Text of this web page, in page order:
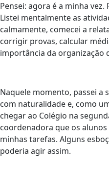
Pensei: agora é a minha
Listei mentalmente as
calmamente, comecei a
corrigir provas, calcular
importância da organização
Naquele momento, passei a
com naturalidade e, como
chegar ao Colégio na
coordenadora que os
minhas tarefas. Alguns
poderia agir assim.